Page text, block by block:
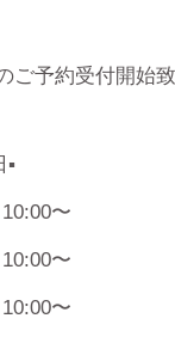
ご予約受付開始
▪️
〜
〜
〜